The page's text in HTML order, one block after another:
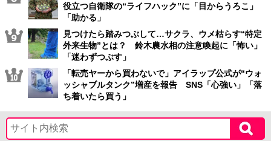
役立つ自衛隊の“ライフハック”に「目からうろこ」
「助かる」
見つけたら踏みつぶして…サクラ、ウメ枯らす“特定
外来生物”とは？ 鈴木農水相の注意喚起に「怖い」
「迷わずつぶす」
「転売ヤーから買わないで」アイラップ公式が“ウォ
ッシャブルタンク”増産を報告 SNS「心強い」「落
ち着いたら買う」